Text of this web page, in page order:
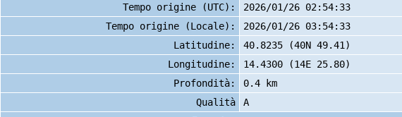
Tempo origine (UTC):
2026/01/26 02:54:33
Tempo origine (Locale):
2026/01/26 03:54:33
Latitudine:
40.8235 (40N 49.41)
Longitudine:
14.4300 (14E 25.80)
Profondità:
0.4 km
Qualità
A